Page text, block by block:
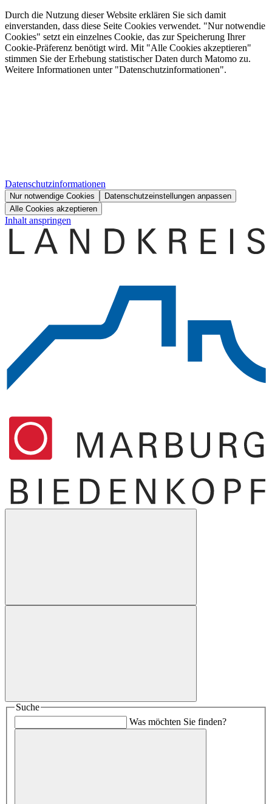
Durch die Nutzung dieser Website erklären Sie sich damit
einverstanden, dass diese Seite Cookies verwendet. "Nur notwendie
Cookies" setzt ein einzelnes Cookie, das zur Speicherung Ihrer
Cookie-Präferenz benötigt wird. Mit "Alle Cookies akzeptieren"
stimmen Sie der Erhebung statistischer Daten durch Matomo zu.
Weitere Informationen unter "Datenschutzinformationen".
Datenschutzinformationen
Nur notwendige Cookies
Datenschutzeinstellungen anpassen
Alle Cookies akzeptieren
Inhalt anspringen
Suche
Was möchten Sie finden?